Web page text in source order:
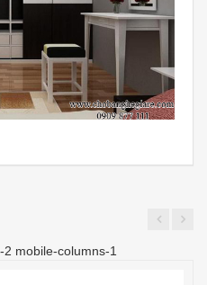
mobile-columns-1